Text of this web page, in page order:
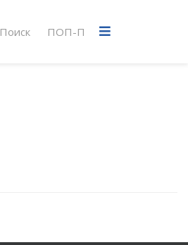
Поиск ПОП-П